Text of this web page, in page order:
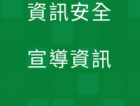
資訊安全
宣導資訊